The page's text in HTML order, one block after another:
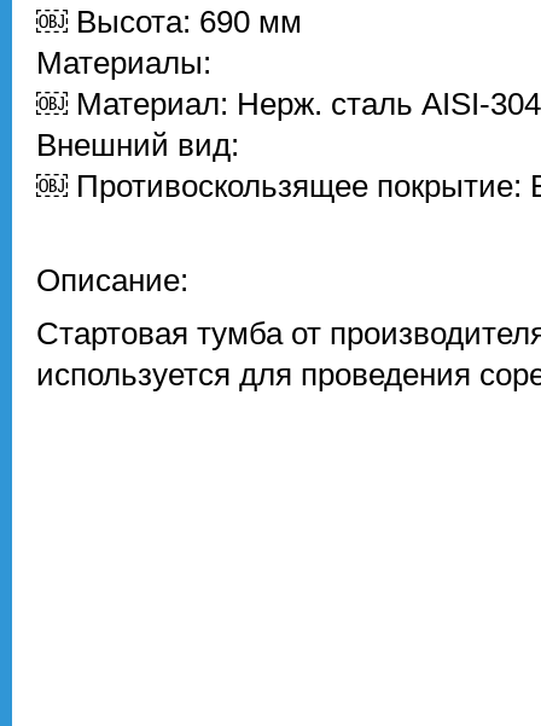
￼ Высота: 690 мм
Материалы:
￼ Материал: Нерж. сталь AISI-304
Внешний вид:
￼ Противоскользящее покрытие:
Описание:
Стартовая тумба от
используется для проведения